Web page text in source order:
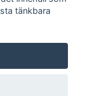
tänkbara